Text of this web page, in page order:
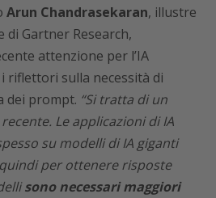
Arun Chandrasekaran, illustre
di Gartner Research,
attenzione per l’IA
riflettori sulla necessità di
dei prompt. “Si tratta di un
Le applicazioni di IA
su modelli di IA giganti
per ottenere risposte
sono necessari maggiori